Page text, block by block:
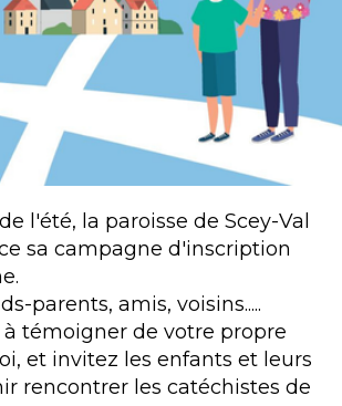
l'été, la paroisse de Scey-Val
sa campagne d'inscription
parents, amis, voisins.....
témoigner de votre propre
et invitez les enfants et leurs
rencontrer les catéchistes de